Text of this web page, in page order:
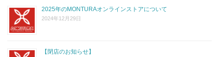
2025年のMONTURAオンラインストアについて
2024年12月29日
【閉店のお知らせ】